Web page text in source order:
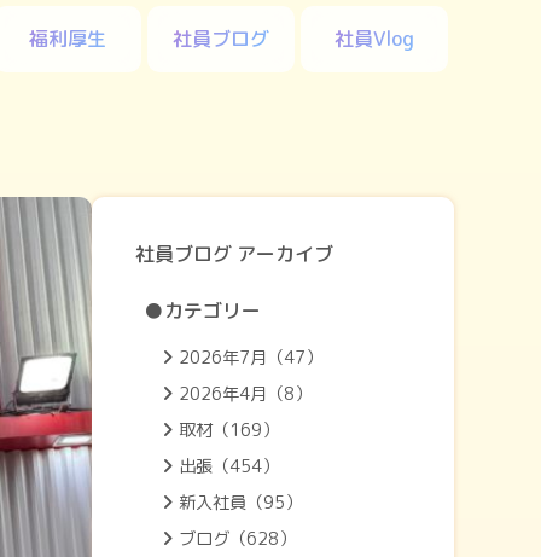
福利厚生 社員ブログ 社員Vlog
社員ブログ アーカイブ
●カテゴリー
2026年7月（47）
2026年4月（8）
取材（169）
出張（454）
新入社員（95）
ブログ（628）